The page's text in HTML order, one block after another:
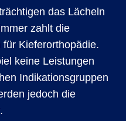
das Lächeln
zahlt die
Kiefer­orthopädie.
keine Leis­tungen
Indikations­gruppen
jedoch die